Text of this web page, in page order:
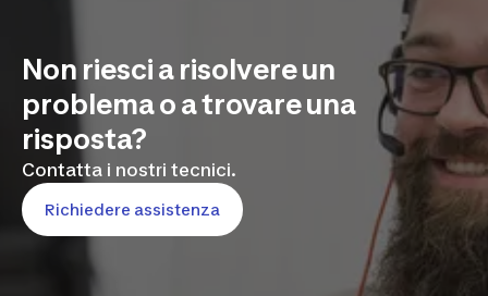
Non riesci a risolvere un
problema o a trovare una
risposta?
Contatta i nostri tecnici.
Richiedere assistenza